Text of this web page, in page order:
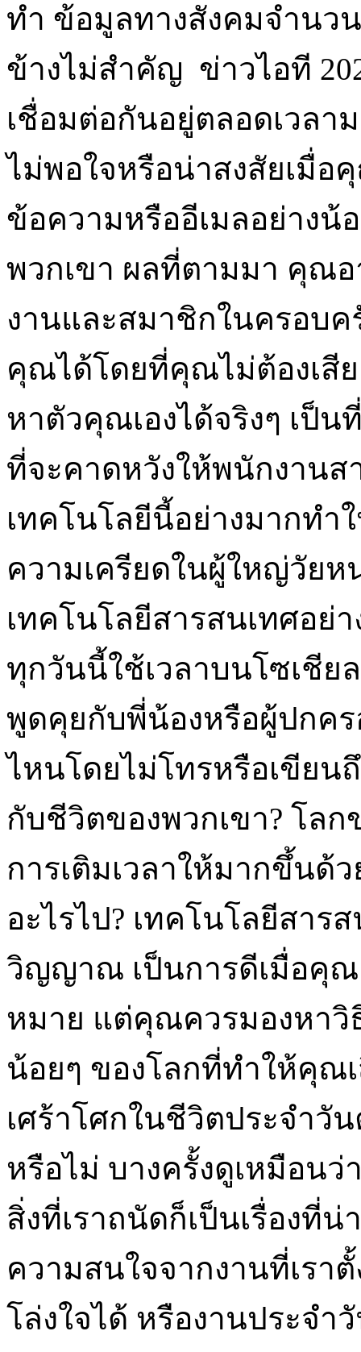
ทำ ข้อมูลทางสังคมจำนว
ข้างไม่สำคัญ ข่าวไอที
เชื่อมต่อกันอยู่ตลอดเวลา
ไม่พอใจหรือน่าสงสัยเมื่
ข้อความหรืออีเมลอย่างน้
พวกเขา ผลที่ตามมา คุณ
งานและสมาชิกในครอบค
คุณได้โดยที่คุณไม่ต้องเสีย
หาตัวคุณเองได้จริงๆ เป็
ที่จะคาดหวังให้พนักงานส
เทคโนโลยีนี้อย่างมากทำ
ความเครียดในผู้ใหญ่วัย
เทคโนโลยีสารสนเทศอย่
ทุกวันนี้ใช้เวลาบนโซเชีย
พูดคุยกับพี่น้องหรือผู้ปกค
ไหนโดยไม่โทรหรือเขียน
กับชีวิตของพวกเขา? โลก
การเติมเวลาให้มากขึ้น
อะไรไป? เทคโนโลยีสาร
วิญญาณ เป็นการดีเมื่อคุ
หมาย แต่คุณควรมองหาวิ
น้อยๆ ของโลกที่ทำให้คุณ
เศร้าโศกในชีวิตประจำวั
หรือไม่ บางครั้งดูเหมือนว่
สิ่งที่เราถนัดก็เป็นเรื่องที่น่
ความสนใจจากงานที่เรา
โล่งใจได้ หรืองานประจำ